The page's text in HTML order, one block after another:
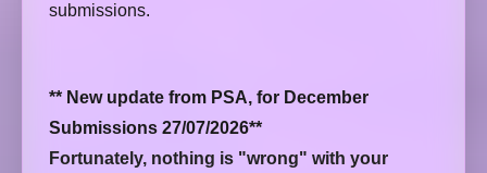
submissions.
** New update from PSA, for December
Submissions 27/07/2026**
Fortunately, nothing is "wrong" with your